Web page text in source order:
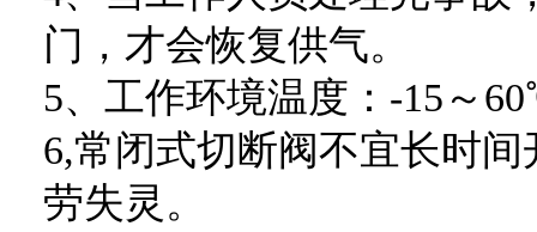
门，才会恢复供气。
5、工作环境温度：-15～
6,常闭式切断阀不宜长时
劳失灵。